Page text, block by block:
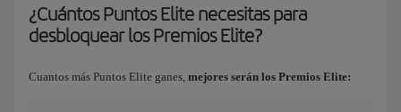
¿Cuántos Puntos Elite necesitas para
desbloquear los Premios Elite?
Cuantos más Puntos Elite ganes, mejores serán los Premios Elite: